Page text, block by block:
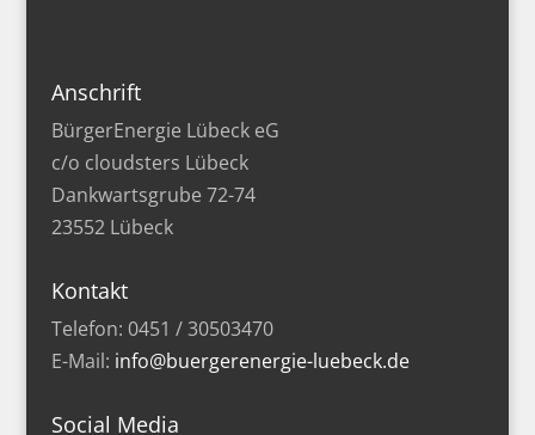
Anschrift
BürgerEnergie Lübeck eG
c/o cloudsters Lübeck
Dankwartsgrube 72-74
23552 Lübeck
Kontakt
Telefon: 0451 / 30503470
E-Mail: info@buergerenergie-luebeck.de
Social Media